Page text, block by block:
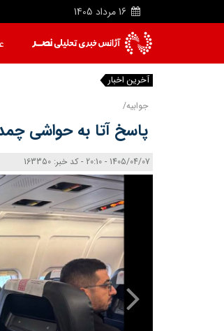
16 مرداد 1405
آخرین اخبار
جوابیه/
پاسخ آتا به حواشی
1405/04/07 - 20:10 - کد خبر: 163350